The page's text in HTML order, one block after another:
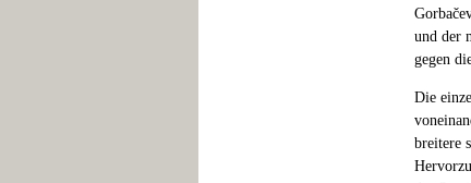
und der
gegen
Die
breitere